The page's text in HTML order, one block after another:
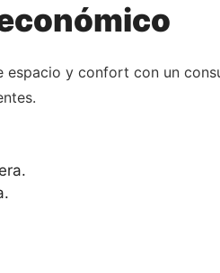
espacio y confort con un